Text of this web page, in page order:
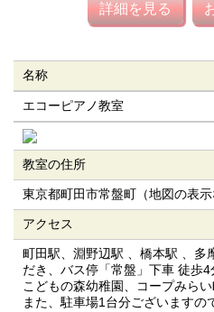
詳細を見る
名称
エコーピアノ教室
教室の住所
東京都町田市常盤町（地図の表示
アクセス
町田駅、淵野辺駅 、橋本駅 、多
だき、バス停「常盤」下車 徒歩4
こどもの森幼稚園、コープみらい
また、駐車場1台分ございますの